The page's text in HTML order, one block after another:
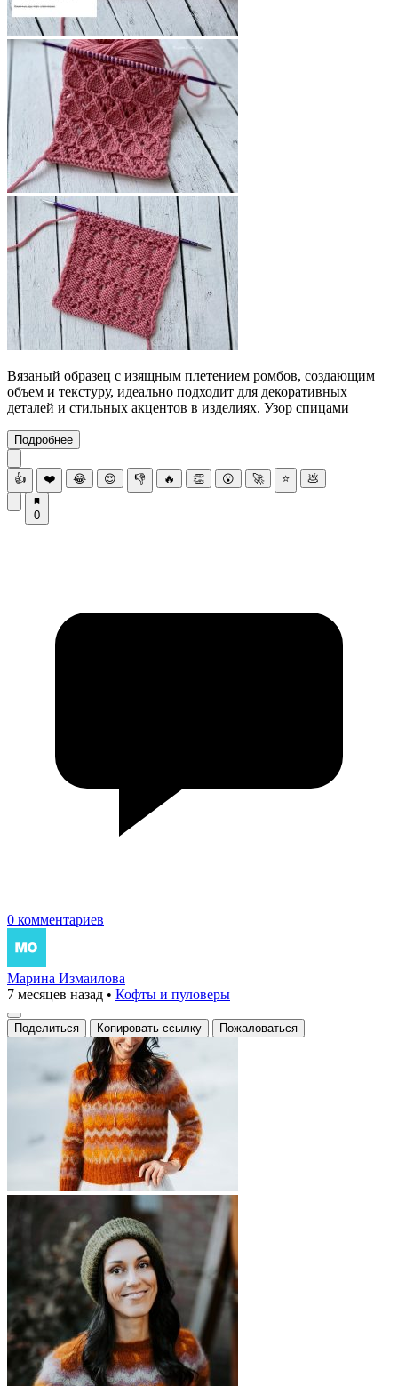
Вязаный образец с изящным плетением ромбов, создающим
объем и текстуру, идеально подходит для декоративных
деталей и стильных акцентов в изделиях. Узор спицами
Подробнее
👍 ❤️ 😂 😍 👎 🔥 👏 😮 🚀 ⭐ 💩
0
0 комментариев
Марина Измаилова
7 месяцев назад • Кофты и пуловеры
Поделиться Копировать ссылку Пожаловаться